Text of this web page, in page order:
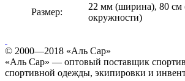
Размер:
22 мм (ширина), 80 см
окружности)
© 2000—2018 «Аль Сар»
«Аль Сар» — оптовый поставщик
спортивной одежды, экипировки и